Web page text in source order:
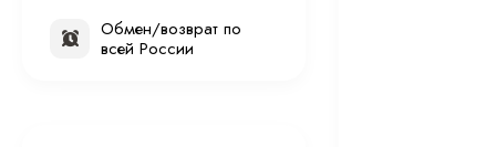
Обмен/возврат по
всей России